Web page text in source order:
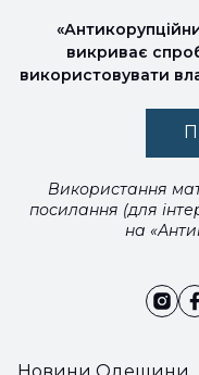
викриває
використовувати
Використання
посилання (для
на